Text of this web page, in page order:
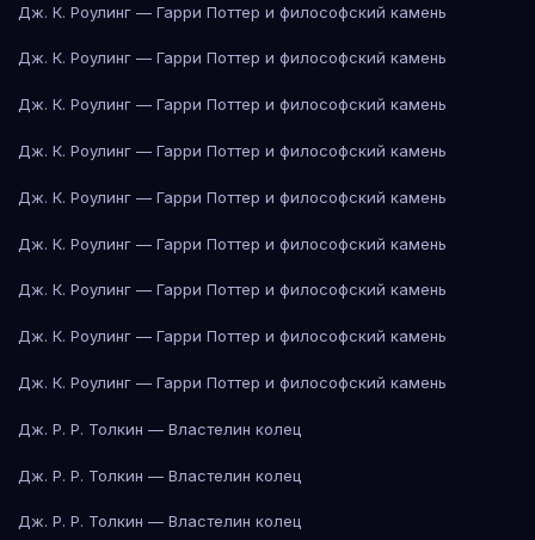
Дж. К. Роулинг — Гарри Поттер и философский камень
Дж. К. Роулинг — Гарри Поттер и философский камень
Дж. К. Роулинг — Гарри Поттер и философский камень
Дж. К. Роулинг — Гарри Поттер и философский камень
Дж. К. Роулинг — Гарри Поттер и философский камень
Дж. К. Роулинг — Гарри Поттер и философский камень
Дж. К. Роулинг — Гарри Поттер и философский камень
Дж. К. Роулинг — Гарри Поттер и философский камень
Дж. К. Роулинг — Гарри Поттер и философский камень
Дж. Р. Р. Толкин — Властелин колец
Дж. Р. Р. Толкин — Властелин колец
Дж. Р. Р. Толкин — Властелин колец